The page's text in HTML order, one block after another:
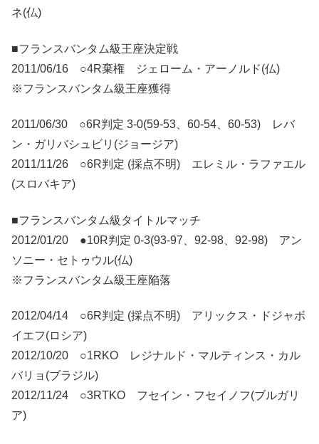
ネ(仏)
■フランスバンタム級王座決定戦
2011/06/16 ○4R棄権 ジェローム・アーノルド(仏)
※フランスバンタム級王座獲得
2011/06/30 ○6R判定 3-0(59-53、60-54、60-53) レバ
ン・ガリバシュビリ(ジョージア)
2011/11/26 ○6R判定 (採点不明) エレミル・ラファエル
(スロバキア)
■フランスバンタム級タイトルマッチ
2012/01/20 ●10R判定 0-3(93-97、92-98、92-98) アン
ソニー・セトゥウル(仏)
※フランスバンタム級王座陥落
2012/04/14 ○6R判定 (採点不明) アリックス・ドジャボ
イエフ(ロシア)
2012/10/20 ○1RKO レジナルド・マルティンス・カル
バリョ(ブラジル)
2012/11/24 ○3RTKO フセイン・フセイノフ(ブルガリ
ア)